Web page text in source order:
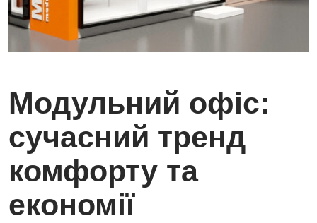
Модульний офіс:
сучасний тренд
комфорту та
економії